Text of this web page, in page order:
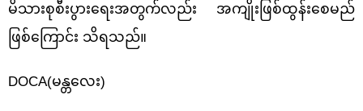
မိသားစုစီးပွားရေးအတွက်လည်း အကျိုးဖြစ်ထွန်းစေမည်
ဖြစ်ကြောင်း သိရသည်။
DOCA(မန္တလေး)